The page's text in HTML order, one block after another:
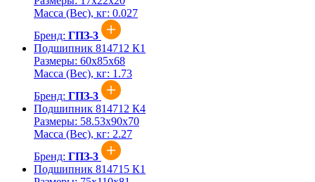
Масса (Вес), кг: 0.027
Бренд: ГПЗ-3
Подшипник 814712 К1
Размеры: 60x85x68
Масса (Вес), кг: 1.73
Бренд: ГПЗ-3
Подшипник 814712 К4
Размеры: 58.53x90x70
Масса (Вес), кг: 2.27
Бренд: ГПЗ-3
Подшипник 814715 К1